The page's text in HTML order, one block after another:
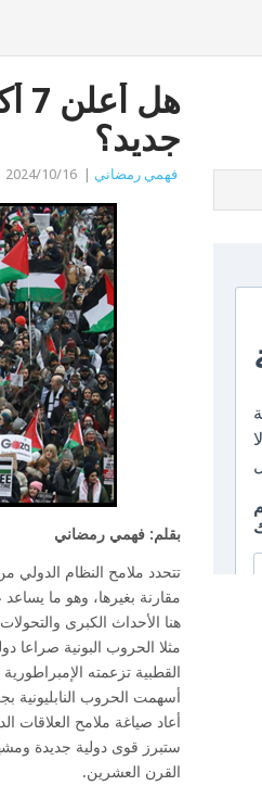
جديد؟
فهمي رمضاني 2024/10/16
بقلم: فهمي رمضاني
تتحدد ملامح النظام الدولي
مقارنة بغيرها، وهو ما
هنا الأحداث الكبرى
مثلا الحروب البونية صراعا
أعاد صياغة ملامح العلاقات
ستبرز قوى دولية جديدة
القرن العشرين.